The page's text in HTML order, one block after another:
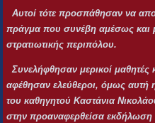
Αυτοί τότε προσπάθησαν να
πράγμα που συνέβη αμέσως και
στρατιωτικής περιπόλου.
Συνελήφθησαν μερικοί μαθητές
αφέθησαν ελεύθεροι, όμως αυτή
του καθηγητού Καστάνια
στην προαναφερθείσα εκδήλωση